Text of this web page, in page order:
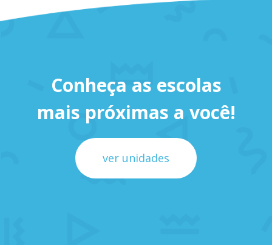
Conheça as escolas
mais próximas a você!
ver unidades